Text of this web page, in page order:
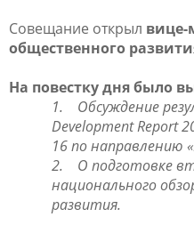
Совещание открыл
общественного
На повестку дня было
1.
Обсуждение
Development Report
16 по направлению
2.
О подготовке
национального
развития.